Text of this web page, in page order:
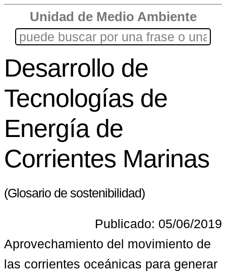
Unidad de Medio Ambiente
Desarrollo de
Tecnologías de
Energía de
Corrientes Marinas
(Glosario de sostenibilidad)
Publicado: 05/06/2019
Aprovechamiento del movimiento de
las corrientes oceánicas para generar